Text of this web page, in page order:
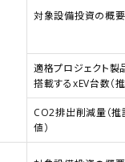
対象設備投資の概要
適格プロジェクト製
搭載するxEV台数（推
CO2排出削減量（推
値）